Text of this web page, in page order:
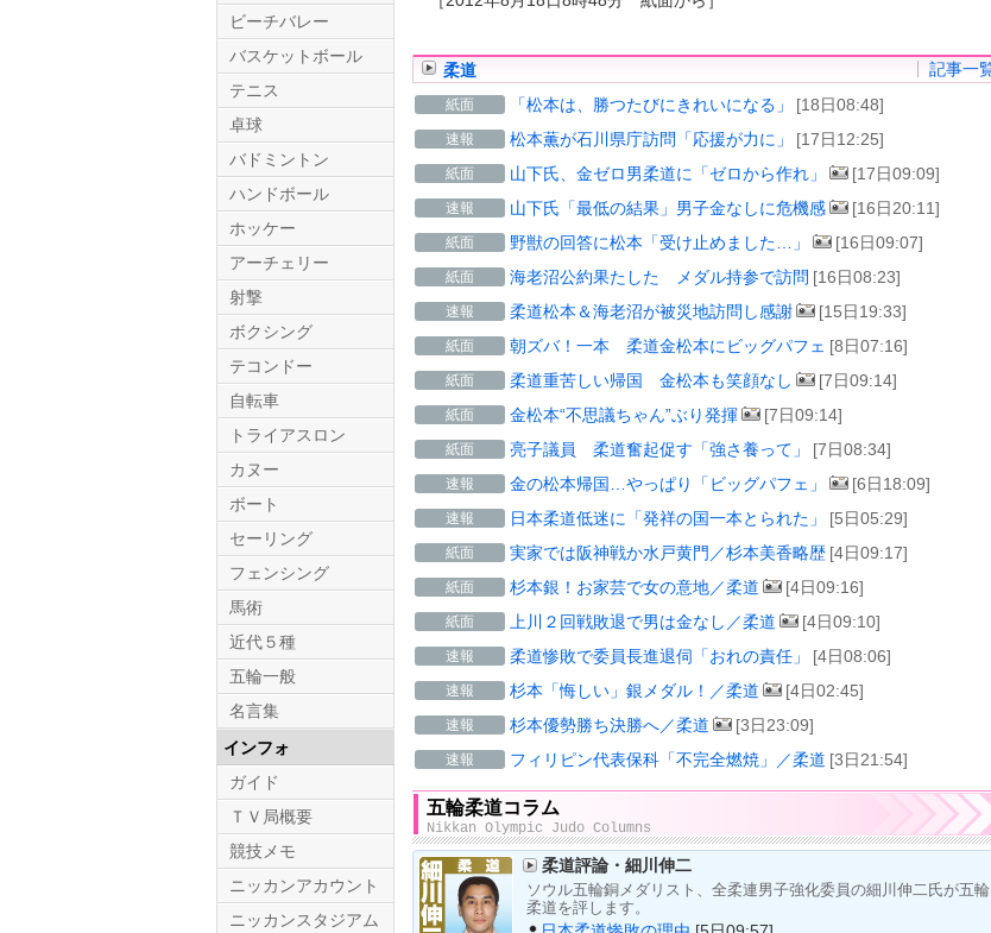
柔道 記事一
紙面 「松本は、勝つたびにきれいになる」 [18日08:48]
速報 松本薫が石川県庁訪問「応援が力に」 [17日12:25]
紙面 山下氏、金ゼロ男柔道に「ゼロから作れ」 [17日09:09]
速報 山下氏「最低の結果」男子金なしに危機感 [16日20:11]
紙面 野獣の回答に松本「受け止めました…」 [16日09:07]
紙面 海老沼公約果たした メダル持参で訪問 [16日08:23]
速報 柔道松本＆海老沼が被災地訪問し感謝 [15日19:33]
紙面 朝ズバ！一本 柔道金松本にビッグパフェ [8日07:16]
紙面 柔道重苦しい帰国 金松本も笑顔なし [7日09:14]
紙面 金松本“不思議ちゃん”ぶり発揮 [7日09:14]
紙面 亮子議員 柔道奮起促す「強さ養って」 [7日08:34]
速報 金の松本帰国…やっぱり「ビッグパフェ」 [6日18:09]
速報 日本柔道低迷に「発祥の国一本とられた」 [5日05:29]
紙面 実家では阪神戦か水戸黄門／杉本美香略歴 [4日09:17]
紙面 杉本銀！お家芸で女の意地／柔道 [4日09:16]
紙面 上川２回戦敗退で男は金なし／柔道 [4日09:10]
速報 柔道惨敗で委員長進退伺「おれの責任」 [4日08:06]
速報 杉本「悔しい」銀メダル！／柔道 [4日02:45]
速報 杉本優勢勝ち決勝へ／柔道 [3日23:09]
速報 フィリピン代表保科「不完全燃焼」／柔道 [3日21:54]
五輪柔道コラム
Nikkan Olympic Judo Columns
柔道評論・細川伸二
ソウル五輪銅メダリスト、全柔連男子強化委員の細川伸二氏が五輪
柔道を評します。
ビーチバレー
バスケットボール
テニス
卓球
バドミントン
ハンドボール
ホッケー
アーチェリー
射撃
ボクシング
テコンドー
自転車
トライアスロン
カヌー
ボート
セーリング
フェンシング
馬術
近代５種
五輪一般
名言集
インフォ
ガイド
ＴＶ局概要
競技メモ
ニッカンアカウント
ニッカンスタジアム
Twitter.com